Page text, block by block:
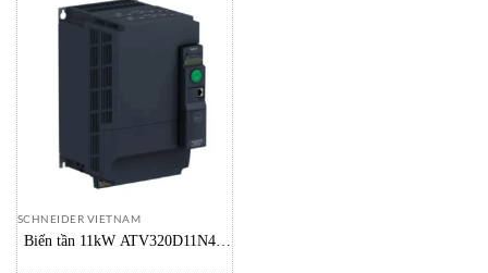
SCHNEIDER VIETNAM
Biến tần 11kW ATV320D11N4B